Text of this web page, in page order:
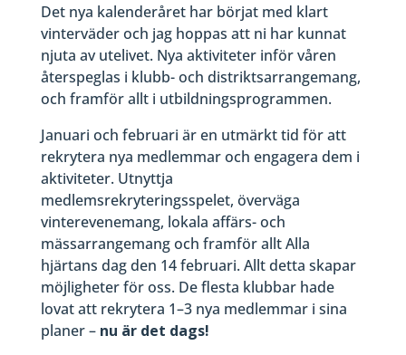
Det nya kalenderåret har börjat med klart
vinterväder och jag hoppas att ni har kunnat
njuta av utelivet. Nya aktiviteter inför våren
återspeglas i klubb- och distriktsarrangemang,
och framför allt i utbildningsprogrammen.
Januari och februari är en utmärkt tid för att
rekrytera nya medlemmar och engagera dem i
aktiviteter. Utnyttja
medlemsrekryteringsspelet, överväga
vinterevenemang, lokala affärs- och
mässarrangemang och framför allt Alla
hjärtans dag den 14 februari. Allt detta skapar
möjligheter för oss. De flesta klubbar hade
lovat att rekrytera 1–3 nya medlemmar i sina
planer – nu är det dags!